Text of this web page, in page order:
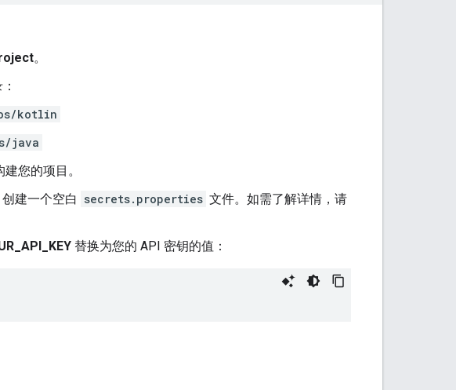
。
kotlin
java
您的项目。
建一个空白 secrets.properties 文件。如需了解详情，请
替换为您的 API 密钥的值：